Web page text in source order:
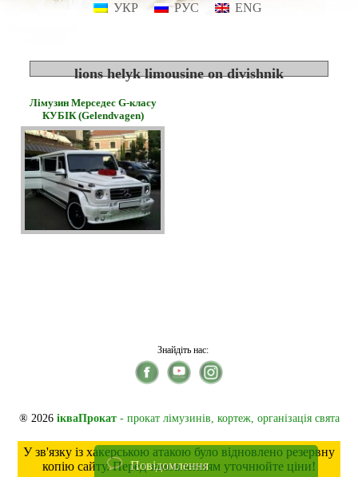
УКР РУС ENG
lions helyk limousine on divishnik
Лімузин Мерседес G-класу
КУБІК (Gelendvagen)
Знайдіть нас:
® 2026 ікваПрокат- прокат лімузинів, кортеж, організація свята
У зв'язку із хакерською атакою було відновлено резервну
копію сайту. Перед замовленням уточнюйте ціни!
Повідомлення